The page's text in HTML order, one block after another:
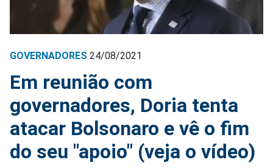
GOVERNADORES 24/08/2021
Em reunião com
governadores, Doria tenta
atacar Bolsonaro e vê o fim
do seu "apoio" (veja o vídeo)